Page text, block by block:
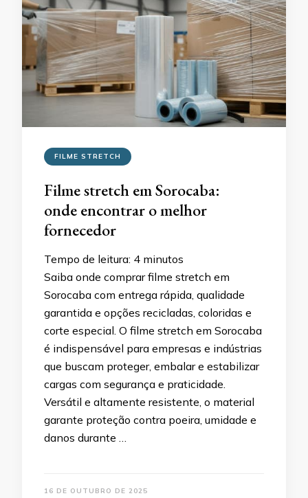
FILME STRETCH
Filme stretch em Sorocaba:
onde encontrar o melhor
fornecedor
Tempo de leitura: 4 minutos
Saiba onde comprar filme stretch em
Sorocaba com entrega rápida, qualidade
garantida e opções recicladas, coloridas e
corte especial. O filme stretch em Sorocaba
é indispensável para empresas e indústrias
que buscam proteger, embalar e estabilizar
cargas com segurança e praticidade.
Versátil e altamente resistente, o material
garante proteção contra poeira, umidade e
danos durante …
16 DE OUTUBRO DE 2025